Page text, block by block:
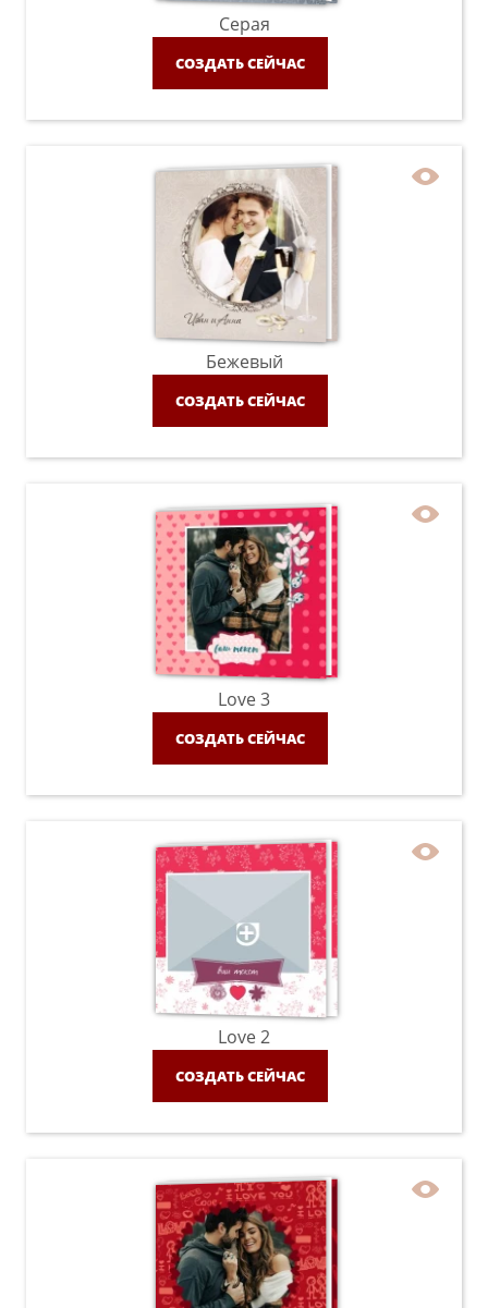
Серая
СОЗДАТЬ СЕЙЧАС
Бежевый
СОЗДАТЬ СЕЙЧАС
Love 3
СОЗДАТЬ СЕЙЧАС
Love 2
СОЗДАТЬ СЕЙЧАС